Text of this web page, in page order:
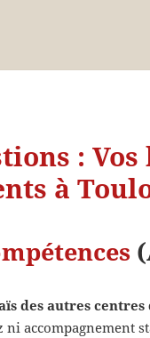
:
à
des autres
accompagnement